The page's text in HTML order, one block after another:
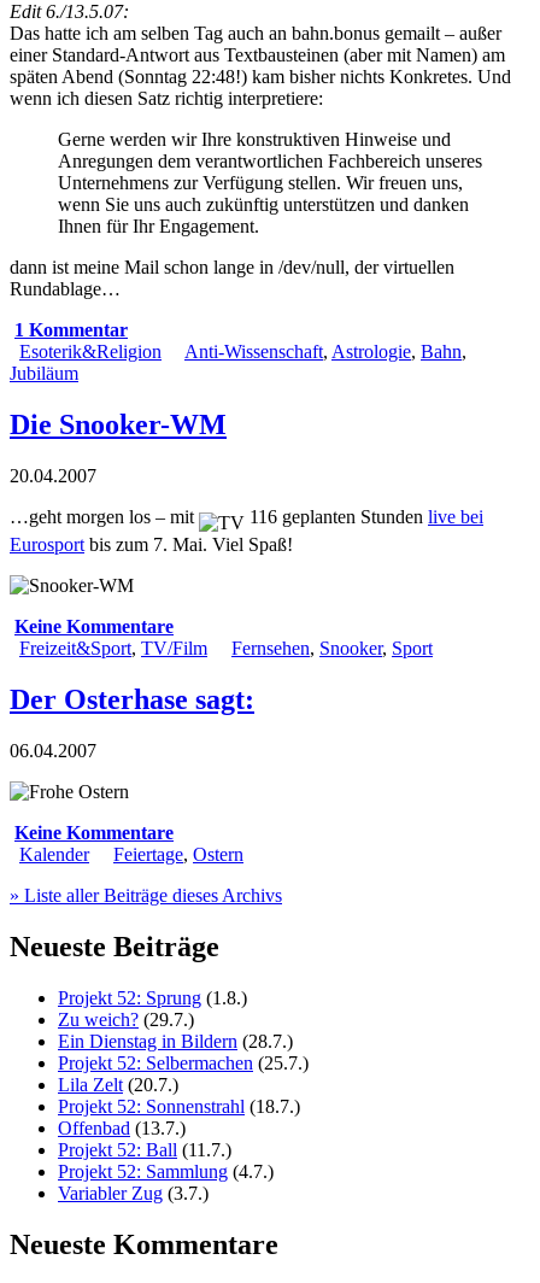
Edit 6./13.5.07:
Das hatte ich am selben Tag auch an bahn.bonus gemailt – außer
einer Standard-Antwort aus Textbausteinen (aber mit Namen) am
späten Abend (Sonntag 22:48!) kam bisher nichts Konkretes. Und
wenn ich diesen Satz richtig interpretiere:
Gerne werden wir Ihre konstruktiven Hinweise und
Anregungen dem verantwortlichen Fachbereich unseres
Unternehmens zur Verfügung stellen. Wir freuen uns,
wenn Sie uns auch zukünftig unterstützen und danken
Ihnen für Ihr Engagement.
dann ist meine Mail schon lange in /dev/null, der virtuellen
Rundablage…
1 Kommentar
Esoterik&Religion
Anti-Wissenschaft, Astrologie, Bahn,
Jubiläum
Die Snooker-WM
20.04.2007
…geht morgen los – mit
116 geplanten Stunden live bei
Eurosport bis zum 7. Mai. Viel Spaß!
Keine Kommentare
Freizeit&Sport, TV/Film Fernsehen, Snooker, Sport
Der Osterhase sagt:
06.04.2007
Keine Kommentare
Kalender
Feiertage, Ostern
» Liste aller Beiträge dieses Archivs
Neueste Beiträge
Projekt 52: Sprung (1.8.)
Zu weich? (29.7.)
Ein Dienstag in Bildern (28.7.)
Projekt 52: Selbermachen (25.7.)
Lila Zelt (20.7.)
Projekt 52: Sonnenstrahl (18.7.)
Offenbad (13.7.)
Projekt 52: Ball (11.7.)
Projekt 52: Sammlung (4.7.)
Variabler Zug (3.7.)
Neueste Kommentare